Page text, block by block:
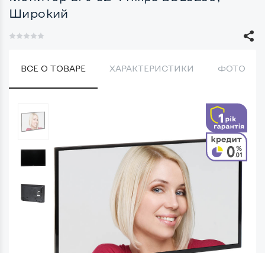
Широкий
ВСЕ О ТОВАРЕ ХАРАКТЕРИСТИКИ ФОТО